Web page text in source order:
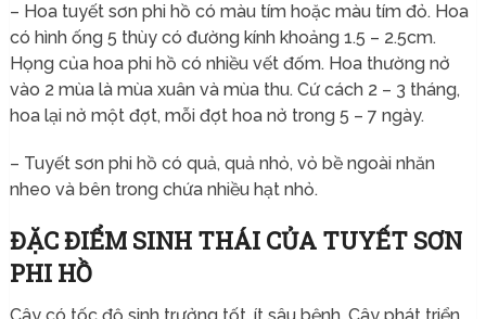
– Hoa tuyết sơn phi hồ có màu tím hoặc màu tím đỏ. Hoa
có hình ống 5 thùy có đường kính khoảng 1.5 – 2.5cm.
Họng của hoa phi hồ có nhiều vết đốm. Hoa thường nở
vào 2 mùa là mùa xuân và mùa thu. Cứ cách 2 – 3 tháng,
hoa lại nở một đợt, mỗi đợt hoa nở trong 5 – 7 ngày.
– Tuyết sơn phi hồ có quả, quả nhỏ, vỏ bề ngoài nhăn
nheo và bên trong chứa nhiều hạt nhỏ.
ĐẶC ĐIỂM SINH THÁI CỦA TUYẾT SƠN
PHI HỒ